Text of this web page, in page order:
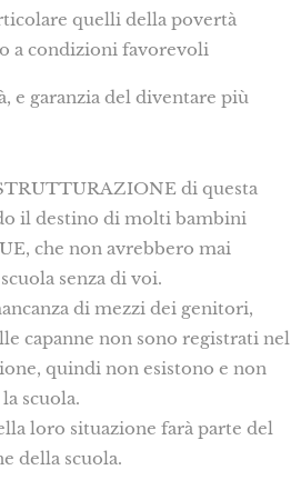
quelli della povertà
a condizioni favorevoli
e garanzia del diventare più
di questa
il destino di molti bambini
che non avrebbero mai
senza di voi.
di mezzi dei genitori,
capanne non sono registrati nel
quindi non esistono e non
scuola.
loro situazione farà parte del
della scuola.